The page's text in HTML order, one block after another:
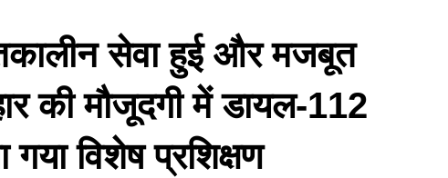
सेवा हुई और मजबूत
की मौजूदगी में डायल-112
विशेष प्रशिक्षण